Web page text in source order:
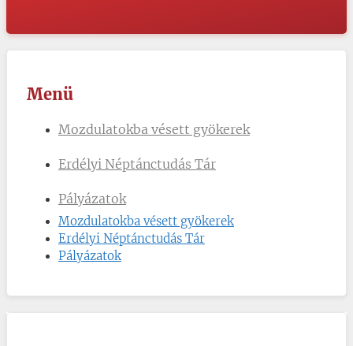
Menü
Mozdulatokba vésett gyökerek
Erdélyi Néptánctudás Tár
Pályázatok
Mozdulatokba vésett gyökerek
Erdélyi Néptánctudás Tár
Pályázatok